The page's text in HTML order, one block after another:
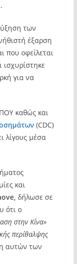
των
έξαρση
που οφείλεται
για να
καθώς και
(CDC)
λίγους μέσα
και
δήλωσε σε
ότι ο
στην Κίνα»
περίθαλψης
αυτών των